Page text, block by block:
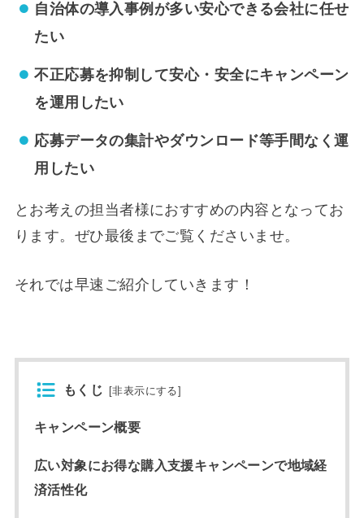
自治体の導入事例が多い安心できる会社に任せ
たい
不正応募を抑制して安心・安全にキャンペーン
を運用したい
応募データの集計やダウンロード等手間なく運
用したい
とお考えの担当者様におすすめの内容となってお
ります。ぜひ最後までご覧くださいませ。
それでは早速ご紹介していきます！
もくじ [非表示にする]
キャンペーン概要
広い対象にお得な購入支援キャンペーンで地域経
済活性化